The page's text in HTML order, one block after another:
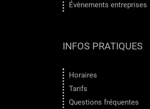
Évènements entreprises
INFOS PRATIQUES
Horaires
Tarifs
Questions fréquentes